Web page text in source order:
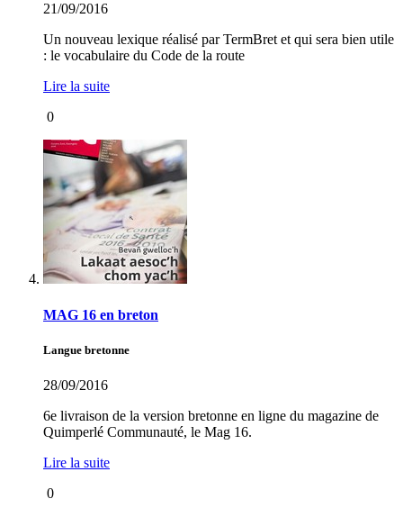
21/09/2016
Un nouveau lexique réalisé par TermBret et qui sera bien utile
: le vocabulaire du Code de la route
Lire la suite
0
MAG 16 en breton
Langue bretonne
28/09/2016
6e livraison de la version bretonne en ligne du magazine de
Quimperlé Communauté, le Mag 16.
Lire la suite
0